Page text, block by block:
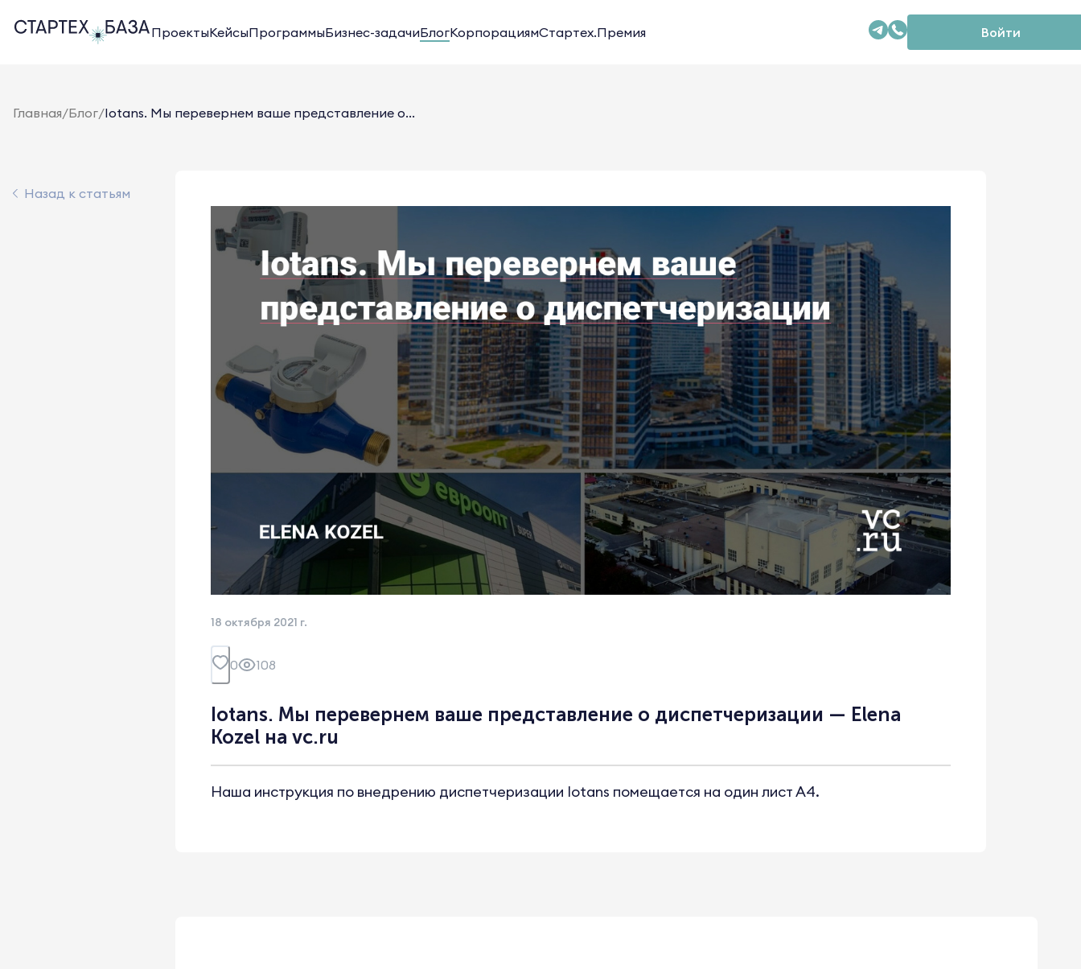
ПроектыКейсыПрограммыБизнес-задачиБлогКорпорациямСтартех.Премия Войти
Главная/Блог/Iotans. Мы перевернем ваше представление о...
Назад к статьям
18 октября 2021 г.
0 108
Iotans. Мы перевернем ваше представление о диспетчеризации — Elena
Kozel на vc.ru
Наша инструкция по внедрению диспетчеризации Iotans помещается на один лист А4.